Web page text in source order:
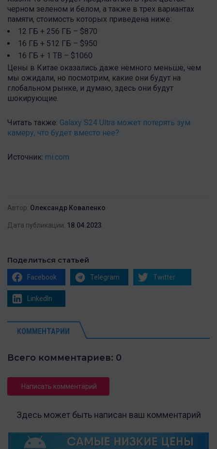
черном зеленом и белом, а также в трех вариантах
памяти, стоимость которых приведена ниже:
12 ГБ + 256 ГБ – $870
16 ГБ + 512 ГБ – $950
16 ГБ + 1 ТВ – $1060
Цены в Китае оказались даже немного меньше, чем
мы ожидали, но посмотрим, какие они будут на
глобальном рынке, и думаю, здесь они будут
шокирующие.
Читать также: Galaxy S24 Ultra может потерять зум
камеру, что будет вместо нее?
Источник: mi.com
Автор: Олександр Коваленко
Дата публикации: 18.04.2023
Поделиться статьей
Facebook Telegram Twitter
LinkedIn
КОММЕНТАРИИ
Всего комментариев: 0
Написать комментарий
Здесь может быть написан ваш комментарий